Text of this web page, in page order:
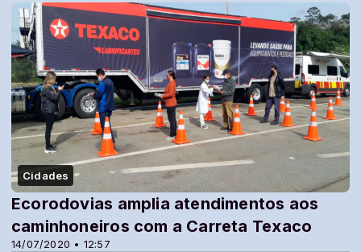
Cidades
14/07/2020 • 12:57
Ecorodovias amplia atendimentos aos
caminhoneiros com a Carreta Texaco